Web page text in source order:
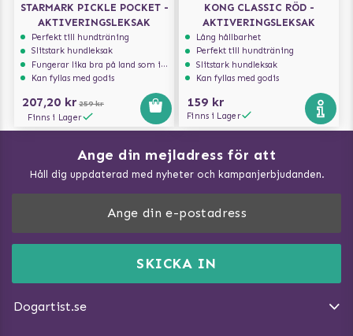
STARMARK PICKLE POCKET -
AKTIVERINGSLEKSAK
Perfekt till hundträning
Slitstark hundleksak
Fungerar lika bra på land som i vatten
Kan fyllas med godis
207,20 kr 259 kr
Finns i Lager
KONG CLASSIC RÖD -
AKTIVERINGSLEKSAK
Lång hållbarhet
Perfekt till hundträning
Slitstark hundleksak
Kan fyllas med godis
159 kr
Finns i Lager
Ange din mejladress för att
Håll dig uppdaterad med nyheter och kampanjerbjudanden.
SKICKA IN
Dogartist.se
DogArtist.se drivs av:
E-post:info@dogartist.se
Vad kan hundar äta?
Träna Nose Work hemma
Så gör du promenaden roligare